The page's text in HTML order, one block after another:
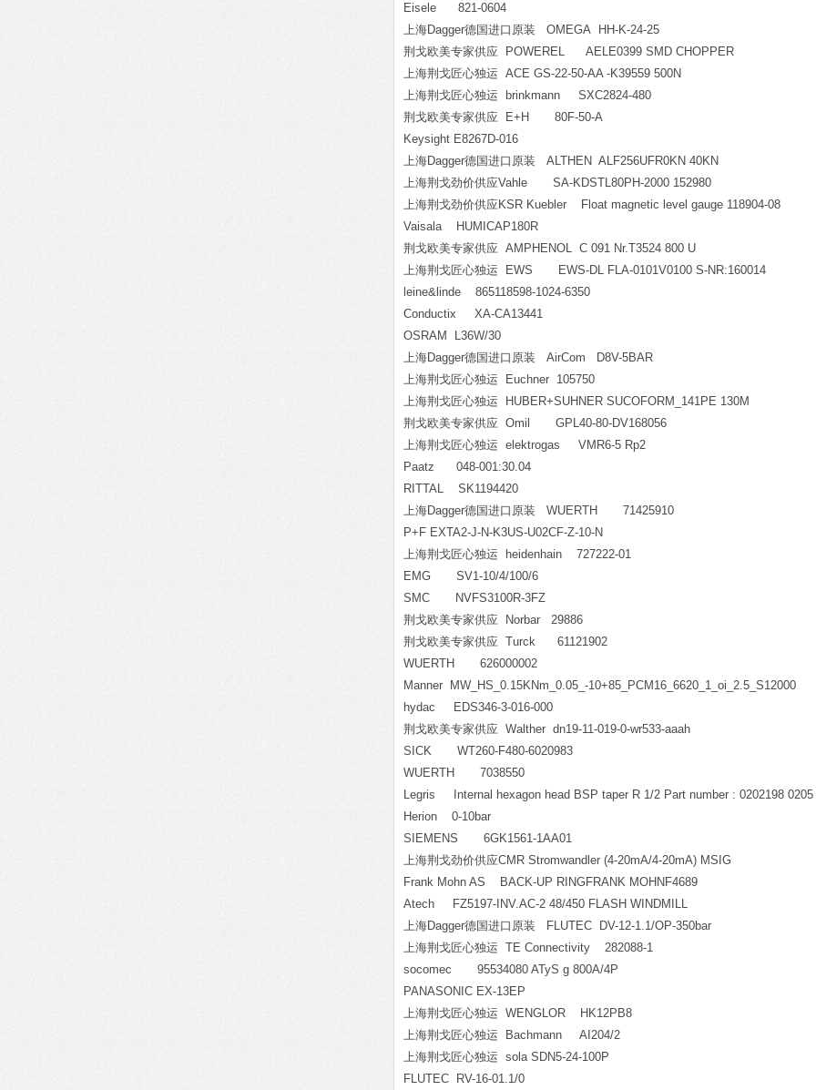
Eisele 821-0604
上海Dagger德国进口原装 OMEGA HH-K-24-25
荆戈欧美专家供应 POWEREL AELE0399 SMD CHOPPER
上海荆戈匠心独运 ACE GS-22-50-AA -K39559 500N
上海荆戈匠心独运 brinkmann SXC2824-480
荆戈欧美专家供应 E+H 80F-50-A
Keysight E8267D-016
上海Dagger德国进口原装 ALTHEN ALF256UFR0KN 40KN
上海荆戈劲价供应Vahle SA-KDSTL80PH-2000 152980
上海荆戈劲价供应KSR Kuebler Float magnetic level gauge 118904-08
Vaisala HUMICAP180R
荆戈欧美专家供应 AMPHENOL C 091 Nr.T3524 800 U
上海荆戈匠心独运 EWS EWS-DL FLA-0101V0100 S-NR:160014
leine&linde 865118598-1024-6350
Conductix XA-CA13441
OSRAM L36W/30
上海Dagger德国进口原装 AirCom D8V-5BAR
上海荆戈匠心独运 Euchner 105750
上海荆戈匠心独运 HUBER+SUHNER SUCOFORM_141PE 130M
荆戈欧美专家供应 Omil GPL40-80-DV168056
上海荆戈匠心独运 elektrogas VMR6-5 Rp2
Paatz 048-001:30.04
RITTAL SK1194420
上海Dagger德国进口原装 WUERTH 71425910
P+F EXTA2-J-N-K3US-U02CF-Z-10-N
上海荆戈匠心独运 heidenhain 727222-01
EMG SV1-10/4/100/6
SMC NVFS3100R-3FZ
荆戈欧美专家供应 Norbar 29886
荆戈欧美专家供应 Turck 61121902
WUERTH 626000002
Manner MW_HS_0.15KNm_0.05_-10+85_PCM16_6620_1_oi_2.5_S12000
hydac EDS346-3-016-000
荆戈欧美专家供应 Walther dn19-11-019-0-wr533-aaah
SICK WT260-F480-6020983
WUERTH 7038550
Legris Internal hexagon head BSP taper R 1/2 Part number : 0202198
Herion 0-10bar
SIEMENS 6GK1561-1AA01
上海荆戈劲价供应CMR Stromwandler (4-20mA/4-20mA) MSIG
Frank Mohn AS BACK-UP RINGFRANK MOHNF4689
Atech FZ5197-INV.AC-2 48/450 FLASH WINDMILL
上海Dagger德国进口原装 FLUTEC DV-12-1.1/OP-350bar
上海荆戈匠心独运 TE Connectivity 282088-1
socomec 95534080 ATyS g 800A/4P
PANASONIC EX-13EP
上海荆戈匠心独运 WENGLOR HK12PB8
上海荆戈匠心独运 Bachmann AI204/2
上海荆戈匠心独运 sola SDN5-24-100P
FLUTEC RV-16-01.1/0